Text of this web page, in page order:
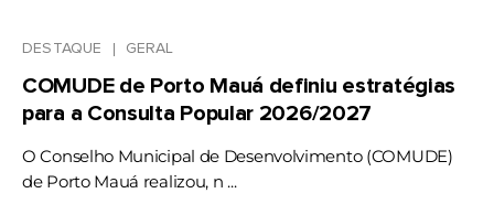
DESTAQUE GERAL
COMUDE de Porto Mauá definiu estratégias
para a Consulta Popular 2026/2027
O Conselho Municipal de Desenvolvimento (COMUDE)
de Porto Mauá realizou, n ...